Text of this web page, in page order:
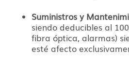
Suministros y
siendo deducibles al
fibra óptica, alarmas)
esté afecto